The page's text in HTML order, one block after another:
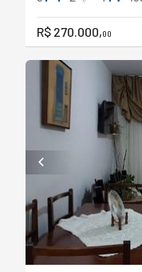
R$ 270.000,00